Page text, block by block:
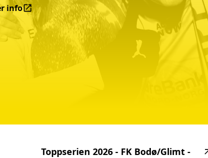
info
Toppserien 2026 FK Bodø/Glimt - Molde
Toppserien 2026 - FK Bodø/Glimt -